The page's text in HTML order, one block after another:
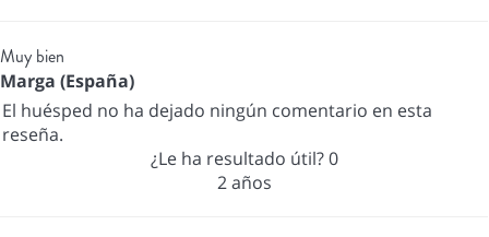
Muy bien
Marga (España)
El huésped no ha dejado ningún comentario en esta
reseña.
¿Le ha resultado útil?0
2 años